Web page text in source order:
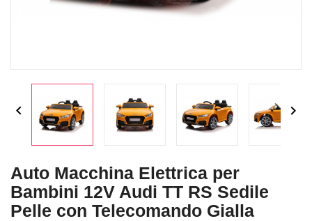
 
Auto Macchina Elettrica per
Bambini 12V Audi TT RS Sedile
Pelle con Telecomando Gialla